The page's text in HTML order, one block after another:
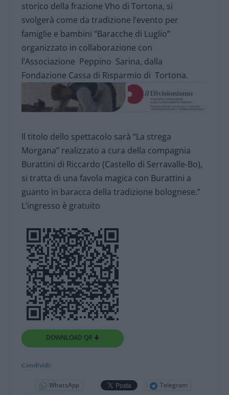
storico della frazione Vho di Tortona, si
svolgerà come da tradizione l’evento per
famiglie e bambini “Baracche di Luglio”
organizzato in collaborazione con
l’Associazione Peppino Sarina, dalla
Fondazione Cassa di Risparmio di Tortona.
Il titolo dello spettacolo sarà “La strega
Morgana” realizzato a cura della compagnia
Burattini di Riccardo (Castello di Serravalle-Bo),
si tratta di una favola magica con Burattini a
guanto in baracca della tradizione bolognese.”
L’ingresso è gratuito
DOWNLOAD QR 🠋
Condividi:
WhatsApp
Telegram